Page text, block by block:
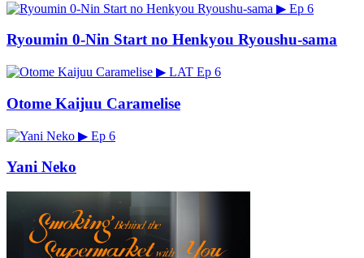
▶ Ep 6
Ryoumin 0-Nin Start no Henkyou Ryoushu-sama
▶ LAT Ep 6
Otome Kaijuu Caramelise
▶ Ep 6
Yani Neko